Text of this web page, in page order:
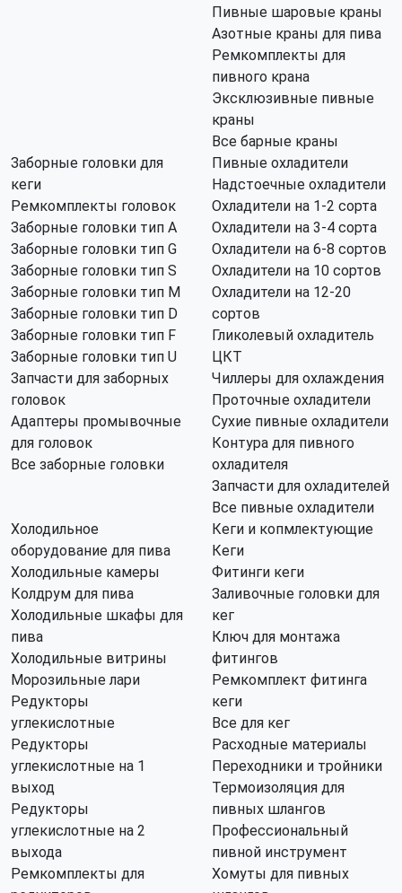
Пивные шаровые краны
Азотные краны для пива
Ремкомплекты для
пивного крана
Эксклюзивные пивные
краны
Все барные краны
Заборные головки для
кеги
Ремкомплекты головок
Заборные головки тип А
Заборные головки тип G
Заборные головки тип S
Заборные головки тип M
Заборные головки тип D
Заборные головки тип F
Заборные головки тип U
Запчасти для заборных
головок
Адаптеры промывочные
для головок
Все заборные головки
Пивные охладители
Надстоечные охладители
Охладители на 1-2 сорта
Охладители на 3-4 сорта
Охладители на 6-8 сортов
Охладители на 10 сортов
Охладители на 12-20
сортов
Гликолевый охладитель
ЦКТ
Чиллеры для охлаждения
Проточные охладители
Сухие пивные охладители
Контура для пивного
охладителя
Запчасти для охладителей
Все пивные охладители
Холодильное
оборудование для пива
Холодильные камеры
Колдрум для пива
Холодильные шкафы для
пива
Холодильные витрины
Морозильные лари
Редукторы
углекислотные
Редукторы
углекислотные на 1
выход
Редукторы
углекислотные на 2
выхода
Ремкомплекты для
Кеги и копмлектующие
Кеги
Фитинги кеги
Заливочные головки для
кег
Ключ для монтажа
фитингов
Ремкомплект фитинга
кеги
Все для кег
Расходные материалы
Переходники и тройники
Термоизоляция для
пивных шлангов
Профессиональный
пивной инструмент
Хомуты для пивных